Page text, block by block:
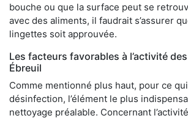
bouche ou que la surface peut se
avec des aliments, il faudrait s’assurer
lingettes soit approuvée.
Les facteurs favorables à l’activité
Ébreuil
Comme mentionné plus haut, pour ce
désinfection, l’élément le plus
nettoyage préalable. Concernant